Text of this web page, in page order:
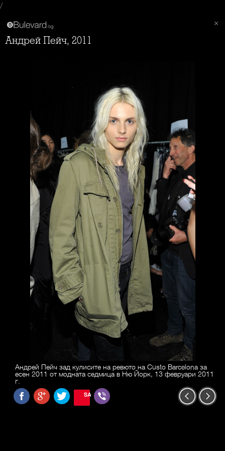
/
Андрей Пейч, 2011
Андрей Пейч зад кулисите на ревюто на Custo Barcelona за
есен 2011 от модната седмица в Ню Йорк, 13 февруари 2011
г.
SAVE